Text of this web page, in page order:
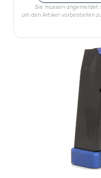
Sie müssen angemeldet
um den Artikel vorbestellen